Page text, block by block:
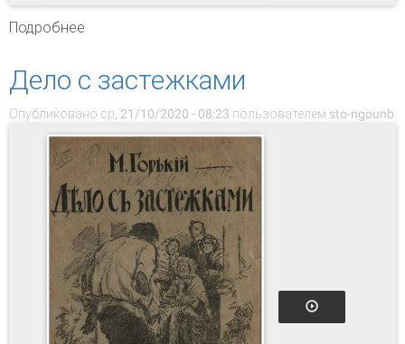
Подробнее
Дело с застежками
Опубликовано ср, 21/10/2020 - 08:23 пользователем sto-ngounb